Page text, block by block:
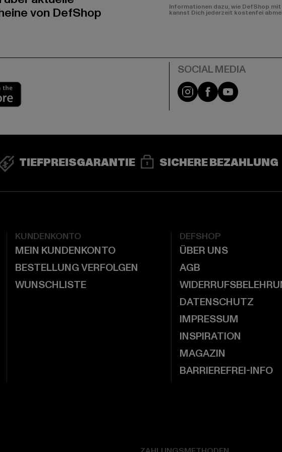
von DefShop
Informationen dazu, wie DefShop
kannst Dich jederzeit kostenfei
Instagram
FacebookYouTube
TIEFPREISGARANTIE SICHERE BEZAHLUNG
KUNDENKONTO
MEIN KUNDENKONTO
BESTELLUNG VERFOLGEN
WUNSCHLISTE
DEFSHOP
ÜBER UNS
AGB
DATENSCHUTZ
IMPRESSUM
INSPIRATION
MAGAZIN
BARRIEREFREI-INFO